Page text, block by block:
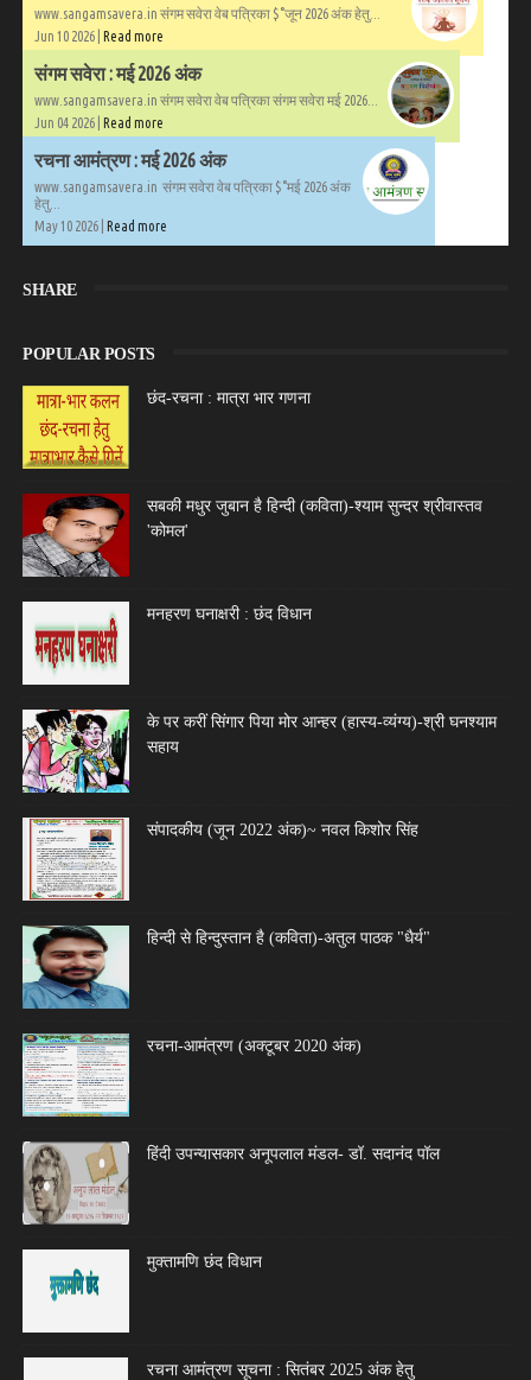
www.sangamsavera.in संगम सवेरा वेब पत्रिका $°जून 2026 अंक हेतु...
Jun 10 2026 | Read more
संगम सवेरा : मई 2026 अंक
www.sangamsavera.in संगम सवेरा वेब पत्रिका संगम सवेरा मई 2026...
Jun 04 2026 | Read more
रचना आमंत्रण : मई 2026 अंक
www.sangamsavera.in संगम सवेरा वेब पत्रिका $°मई 2026 अंक
हेतु...
May 10 2026 | Read more
SHARE
POPULAR POSTS
छंद-रचना : मात्रा भार गणना
सबकी मधुर जुबान है हिन्दी (कविता)-श्याम सुन्दर श्रीवास्तव
'कोमल'
मनहरण घनाक्षरी : छंद विधान
के पर करीं सिंगार पिया मोर आन्हर (हास्य-व्यंग्य)-श्री घनश्याम
सहाय
संपादकीय (जून 2022 अंक)~ नवल किशोर सिंह
हिन्दी से हिन्दुस्तान है (कविता)-अतुल पाठक "धैर्य"
रचना-आमंत्रण (अक्टूबर 2020 अंक)
हिंदी उपन्यासकार अनूपलाल मंडल- डॉ. सदानंद पॉल
मुक्तामणि छंद विधान
रचना आमंत्रण सूचना : सितंबर 2025 अंक हेतु